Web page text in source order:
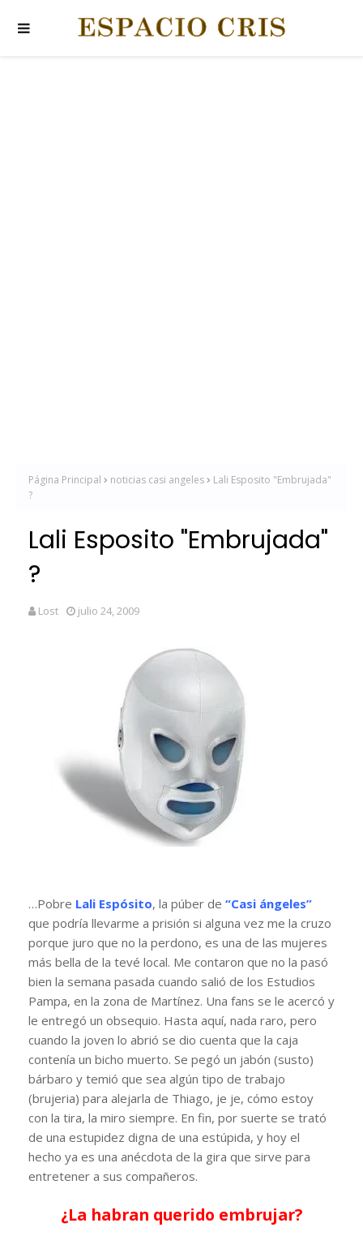
Página Principal noticias casi angeles
Lali Esposito "Embrujada"
?
Lali Esposito "Embrujada"
?
Lost julio 24, 2009
…Pobre Lali Espósito, la púber de “Casi ángeles”
que podría llevarme a prisión si alguna vez me la cruzo
porque juro que no la perdono, es una de las mujeres
más bella de la tevé local. Me contaron que no la pasó
bien la semana pasada cuando salió de los Estudios
Pampa, en la zona de Martínez. Una fans se le acercó y
le entregó un obsequio. Hasta aquí, nada raro, pero
cuando la joven lo abrió se dio cuenta que la caja
contenía un bicho muerto. Se pegó un jabón (susto)
bárbaro y temió que sea algún tipo de trabajo
(brujeria) para alejarla de Thiago, je je, cómo estoy
con la tira, la miro siempre. En fin, por suerte se trató
de una estupidez digna de una estúpida, y hoy el
hecho ya es una anécdota de la gira que sirve para
entretener a sus compañeros.
¿La habran querido embrujar?